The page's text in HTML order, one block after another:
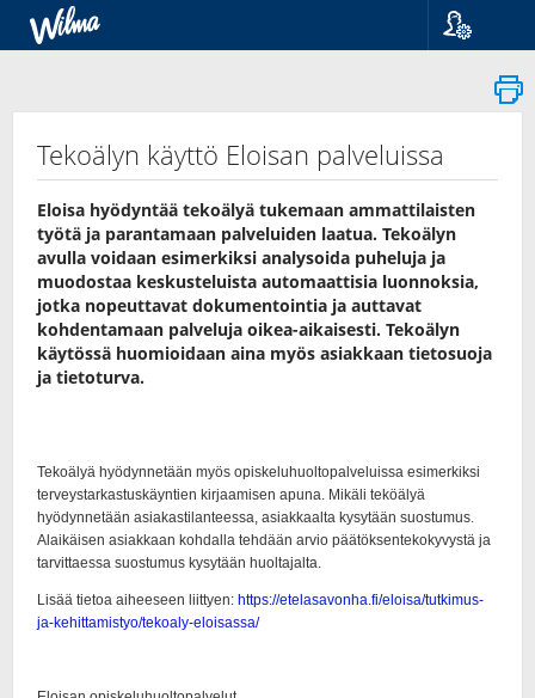
Suomi
Svenska
Tekoälyn käyttö Eloisan palveluissa
Eloisa hyödyntää tekoälyä tukemaan ammattilaisten
työtä ja parantamaan palveluiden laatua. Tekoälyn
avulla voidaan esimerkiksi analysoida puheluja ja
muodostaa keskusteluista automaattisia luonnoksia,
jotka nopeuttavat dokumentointia ja auttavat
kohdentamaan palveluja oikea-​aikaisesti. Tekoälyn
käytössä huomioidaan aina myös asiakkaan tietosuoja
ja tietoturva.